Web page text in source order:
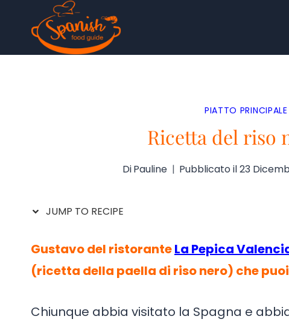
contenuto
PIATTO
Ricetta del riso
DiPauline Pubblicato il23
JUMP TO RECIPE
Gustavo del ristoranteLa Pepica
(ricetta della paella di riso nero) che
Chiunque abbia visitato la Spagna e